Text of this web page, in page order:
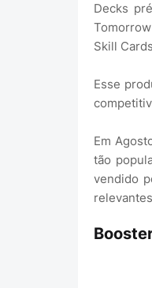
Decks
Skill
Esse
Em
tão
vendido